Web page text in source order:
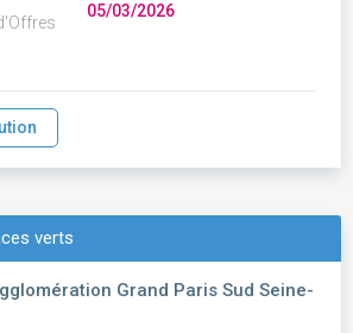
05/03/2026
verts
Grand Paris Sud Seine-